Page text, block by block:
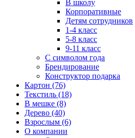
В школу
Корпоративные
Детям сотрудников
1-4 класс
5-8 класс
9-11 класс
С символом года
Брендирование
Конструктор подарка
Картон (76)
Текстиль (18)
В мешке (8)
Дерево (40)
Взрослым (6)
О компании